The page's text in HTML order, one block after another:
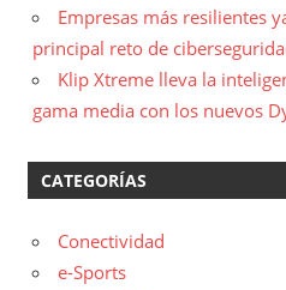
Empresas más resilientes
principal reto de
Klip Xtreme lleva la
gama media con los nuevos
CATEGORÍAS
Conectividad
e-Sports